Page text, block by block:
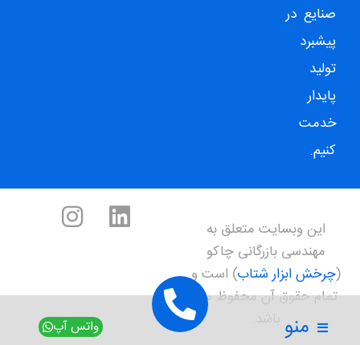
صنایع در
پیشبرد
تولید
پایدار
خدمت
کنیم.
این وبسایت متعلق به
مهندسی بازرگانی چاکو
(چرخش ابزار شتاب) است و
تمام حقوق آن محفوظ می
منو واتس آپ